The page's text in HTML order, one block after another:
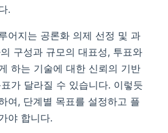
.
어지는 공론화 의제 선정 및 과
구성과 규모의 대표성, 투표와
하는 기술에 대한 신뢰의 기반
가 달라질 수 있습니다. 이렇듯
여, 단계별 목표를 설정하고 플
야 합니다.